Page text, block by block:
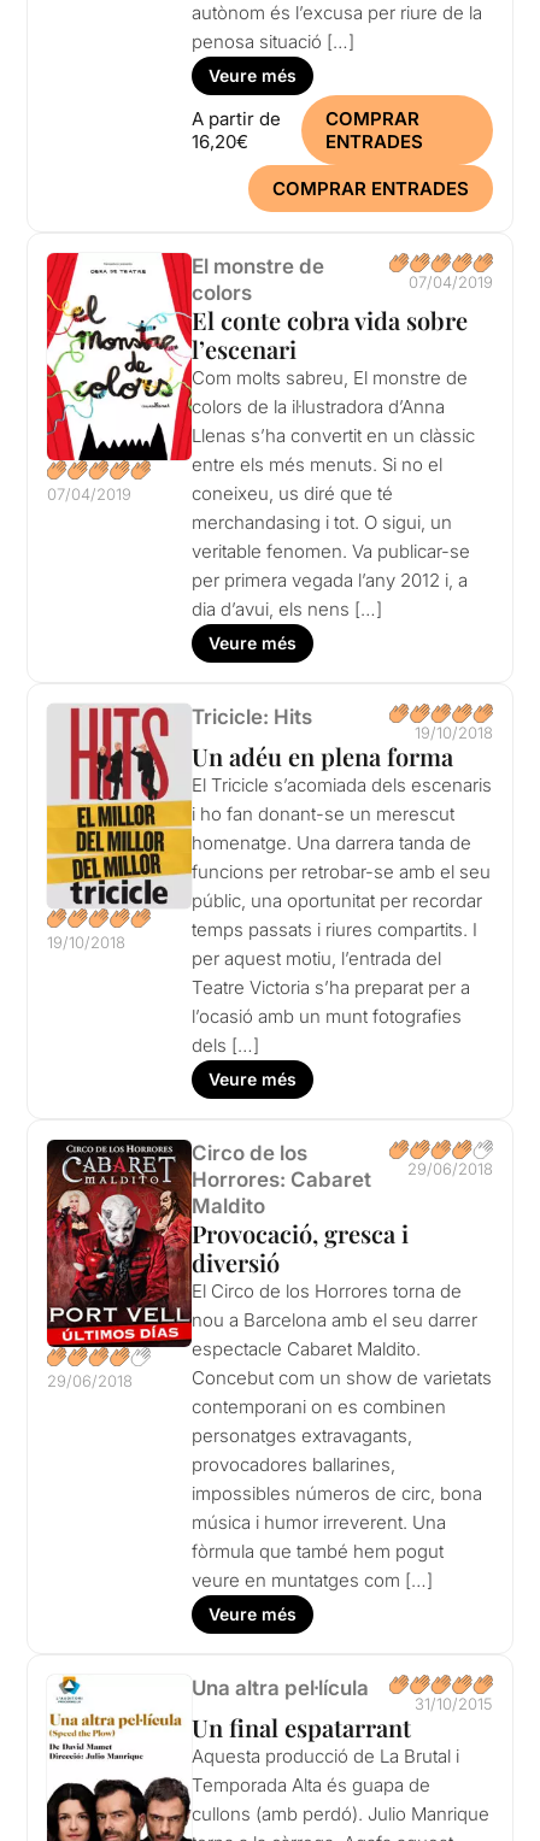
autònom és l’excusa per riure de la
penosa situació […]
Veure més
A partir de
16,20€
COMPRAR
ENTRADES
COMPRAR ENTRADES
07/04/2019
El monstre de
colors
07/04/2019
El conte cobra vida sobre
l’escenari
Com molts sabreu, El monstre de
colors de la il·lustradora d’Anna
Llenas s’ha convertit en un clàssic
entre els més menuts. Si no el
coneixeu, us diré que té
merchandasing i tot. O sigui, un
veritable fenomen. Va publicar-se
per primera vegada l’any 2012 i, a
dia d’avui, els nens […]
Veure més
19/10/2018
Tricicle: Hits
19/10/2018
Un adéu en plena forma
El Tricicle s’acomiada dels escenaris
i ho fan donant-se un merescut
homenatge. Una darrera tanda de
funcions per retrobar-se amb el seu
públic, una oportunitat per recordar
temps passats i riures compartits. I
per aquest motiu, l’entrada del
Teatre Victoria s’ha preparat per a
l’ocasió amb un munt fotografies
dels […]
Veure més
29/06/2018
Circo de los
Horrores: Cabaret
Maldito
29/06/2018
Provocació, gresca i
diversió
El Circo de los Horrores torna de
nou a Barcelona amb el seu darrer
espectacle Cabaret Maldito.
Concebut com un show de varietats
contemporani on es combinen
personatges extravagants,
provocadores ballarines,
impossibles números de circ, bona
música i humor irreverent. Una
fòrmula que també hem pogut
veure en muntatges com […]
Veure més
Una altra pel·lícula
31/10/2015
Un final espatarrant
Aquesta producció de La Brutal i
Temporada Alta és guapa de
cullons (amb perdó). Julio Manrique